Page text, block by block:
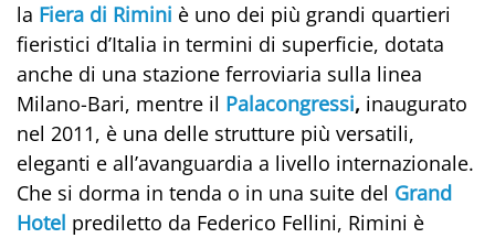
la Fiera di Rimini è uno dei più grandi quartieri
fieristici d’Italia in termini di superficie, dotata
anche di una stazione ferroviaria sulla linea
Milano-Bari, mentre il Palacongressi, inaugurato
nel 2011, è una delle strutture più versatili,
eleganti e all’avanguardia a livello internazionale.
Che si dorma in tenda o in una suite del Grand
Hotel prediletto da Federico Fellini, Rimini è